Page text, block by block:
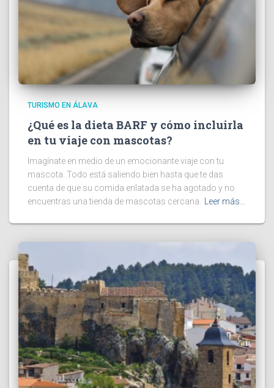
TURISMO EN ÁLAVA
¿Qué es la dieta BARF y cómo incluirla
en tu viaje con mascotas?
Imagínate en medio de un emocionante viaje con tu
mascota. Todo está saliendo bien hasta que te das
cuenta de que su comida enlatada se ha agotado y no
encuentras una tienda de mascotas cercana.
Leer más…